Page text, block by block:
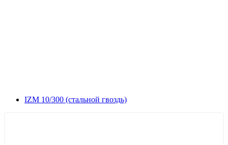
IZM 10/300 (стальной гвоздь)